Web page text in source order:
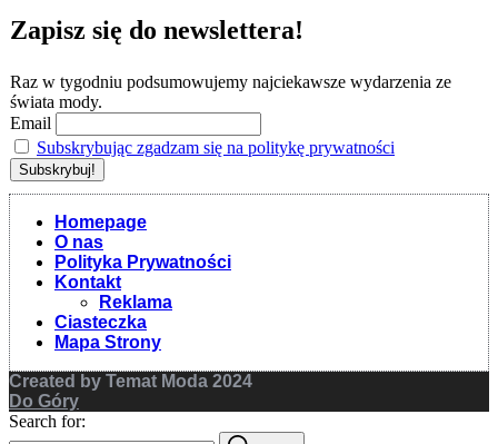
Zapisz się do newslettera!
Raz w tygodniu podsumowujemy najciekawsze wydarzenia ze
świata mody.
Email
Subskrybując zgadzam się na politykę prywatności
Homepage
O nas
Polityka Prywatności
Kontakt
Reklama
Ciasteczka
Mapa Strony
Created by Temat Moda 2024
Do Góry
Search for: